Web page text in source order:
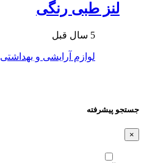
لنز طبی رنگی
5 سال قبل
لوازم آرایشی و بهداشتی
جستجو پیشرفته
×